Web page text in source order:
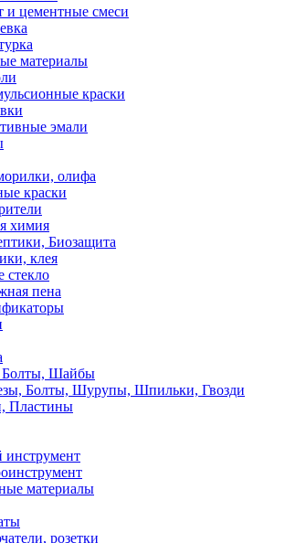
и цементные смеси
материалы
краски
эмали
олифа
краски
химия
Биозащита
клея
стекло
пена
Болты, Шайбы
Болты, Шурупы, Шпильки, Гвозди
Пластины
инструмент
материалы
розетки